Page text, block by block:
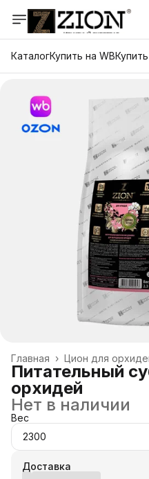
КаталогКупить на WB
Цион для
Главная ›
Питательный
орхидей
Нет в наличии
Вес
2300
Доставка